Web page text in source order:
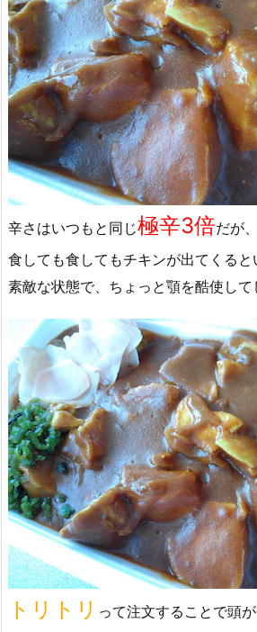
辛さはいつもと同じ極辛3倍だが、
食しても食してもチキンが出てくると
素敵な状態で、ちょっと顎を酷使し
トリトリ って注文することで頭